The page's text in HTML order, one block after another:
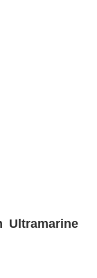
Ultramarine